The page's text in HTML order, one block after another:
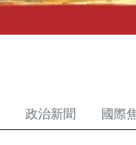
政治新聞 國際